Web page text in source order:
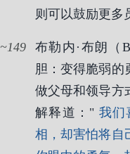
则可以鼓励更多
149
布勒内·布朗（
胆：变得脆弱的
做父母和领导方
解释道：" 我们
相，却害怕将自